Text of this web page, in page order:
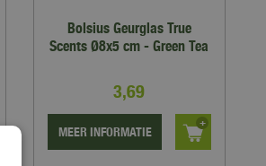
Bolsius Geurglas True
Scents Ø8x5 cm - Green Tea
3,69
MEER INFORMATIE